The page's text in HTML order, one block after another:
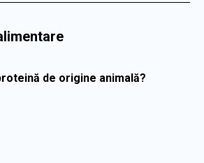
de origine animală?